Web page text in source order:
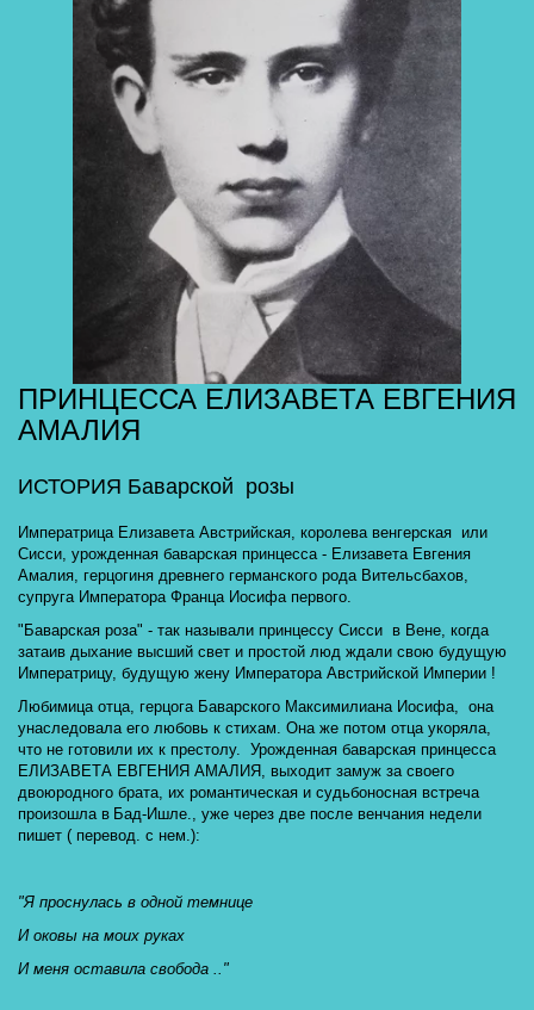
ПРИНЦЕССА ЕЛИЗАВЕТА ЕВГЕНИЯ
АМАЛИЯ
ИСТОРИЯ Баварской  розы
Императрица Елизавета Австрийская, королева венгерская  или
Сисси, урожденная баварская принцесса - Елизавета Евгения
Амалия, герцогиня древнего германского рода Вительсбахов,
супруга Императора Франца Иосифа первого.
"Баварская роза" - так называли принцессу Сисси  в Вене, когда
затаив дыхание высший свет и простой люд ждали свою будущую
Императрицу, будущую жену Императора Австрийской Империи !
Любимица отца, герцога Баварского Максимилиана Иосифа,  она
унаследовала его любовь к стихам. Она же потом отца укоряла,
что не готовили их к престолу.  Урожденная баварская принцесса
ЕЛИЗАВЕТА ЕВГЕНИЯ АМАЛИЯ, выходит замуж за своего
двоюродного брата, их романтическая и судьбоносная встреча
произошла в Бад-Ишле., уже через две после венчания недели
пишет ( перевод. с нем.):
"Я проснулась в одной темнице
И оковы на моих руках
И меня оставила свобода .."